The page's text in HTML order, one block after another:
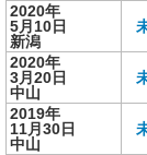
2020年
5月10日
新潟
2020年
3月20日
中山
2019年
11月30日
中山